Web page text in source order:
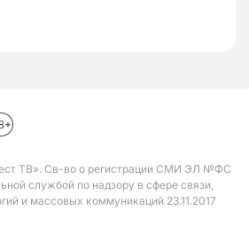
ТВ». Св-во о регистрации СМИ ЭЛ №ФС
службой по надзору в сфере связи,
и массовых коммуникаций 23.11.2017